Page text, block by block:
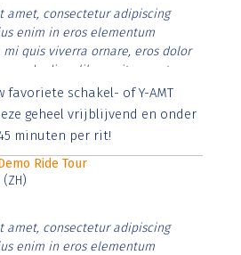
amet, consectetur adipiscing
enim in eros elementum
mi quis viverra ornare, eros dolor
diam libero vitae erat.
et justo cursus id rutrum lorem
vitae risus tristique posuere.
schakel- of Y-AMT
geheel vrijblijvend en onder
minuten per rit!
Ride Tour
(ZH)
amet, consectetur adipiscing
enim in eros elementum